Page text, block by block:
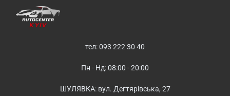
тел: 093 222 30 40
Пн - Нд: 08:00 - 20:00
ШУЛЯВКА: вул. Дегтярівська, 27